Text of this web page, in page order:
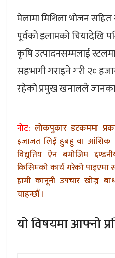
मेलामा मिथिला भोजन
पूर्वको इलामको चियादेखि
कृषि उत्पादनसम्मलाई
सहभागी गराइने गरी २०
रहेको प्रमुख खनालले
नोट: लोकपुकार डटकममा
इजाजत लिई हुबहु वा आंशिक
विद्युतिय ऐन बमोजिम
किसिमको कार्य गरेको पाइएमा
हामी कानूनी उपचार खोज्न
चाहन्छौं ।
यो विषयमा आफ्नो